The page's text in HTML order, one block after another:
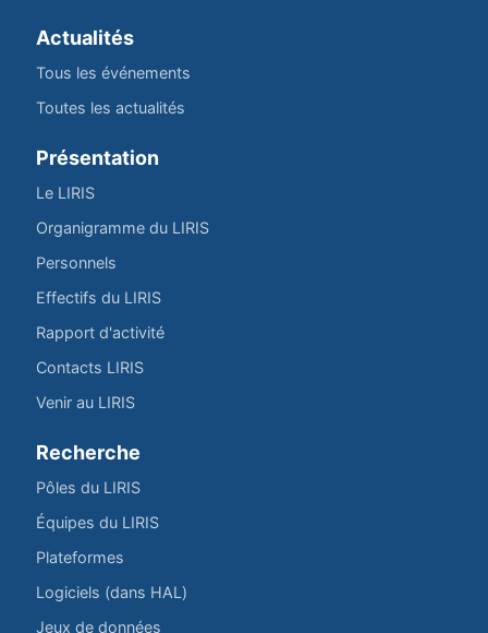
Actualités
Tous les événements
Toutes les actualités
Présentation
Le LIRIS
Organigramme du LIRIS
Personnels
Effectifs du LIRIS
Rapport d'activité
Contacts LIRIS
Venir au LIRIS
Recherche
Pôles du LIRIS
Équipes du LIRIS
Plateformes
Logiciels (dans HAL)
Jeux de données